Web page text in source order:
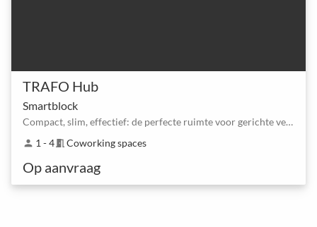
TRAFO Hub
Smartblock
Compact, slim, effectief: de perfecte ruimte voor gerichte vergaderingen
person 1 - 4meeting_room Coworking spaces
Op aanvraag